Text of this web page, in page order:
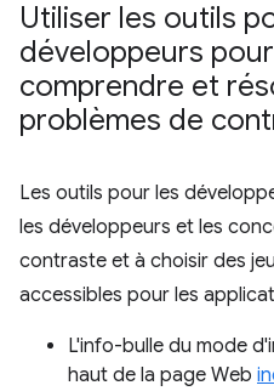
Utiliser les outils
développeurs
comprendre et
problèmes de
Les outils pour les
les développeurs et les
contraste et à choisir des
accessibles pour les
L'info-bulle du mode
haut de la page Web